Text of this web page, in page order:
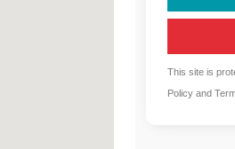
This site is
Policy and